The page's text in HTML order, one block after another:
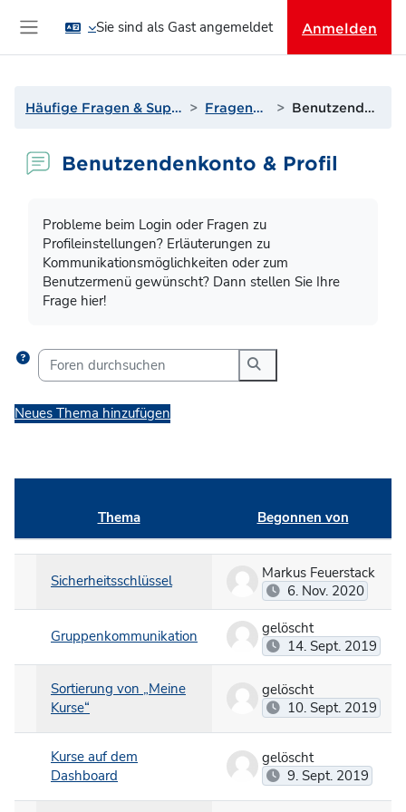
Sie sind als Gast angemeldet Anmelden
Häufige Fragen & Support zur Lernplattform Fragen? Antworten! Benutzendenkonto & Profil
Benutzendenkonto & Profil
Probleme beim Login oder Fragen zu
Profileinstellungen? Erläuterungen zu
Kommunikationsmöglichkeiten oder zum
Benutzermenü gewünscht? Dann stellen Sie Ihre
Frage hier!
Foren durchsuchen
Foren durchsuchen
Neues Thema hinzufügen
Status
Thema Begonnen von
Sicherheitsschlüssel
Markus Feuerstack
6. Nov. 2020
Gruppenkommunikation
gelöscht
14. Sept. 2019
Sortierung von „Meine
Kurse“
gelöscht
10. Sept. 2019
Kurse auf dem
Dashboard
gelöscht
9. Sept. 2019